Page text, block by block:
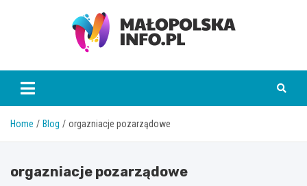
Małopolska Info
Home Blog orgazniacje pozarządowe
orgazniacje pozarządowe